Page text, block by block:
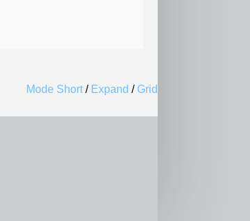
Mode Short/ Expand / Grid